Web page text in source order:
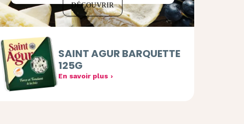
DÉCOUVRIR
SAINT AGUR BARQUETTE
125G
En savoir plus